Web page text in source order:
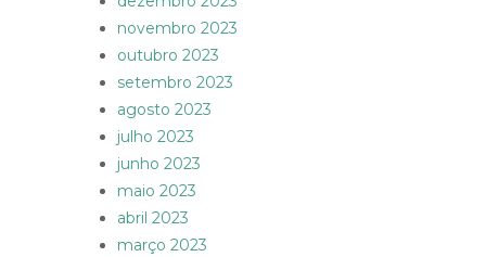
novembro 2023
outubro 2023
setembro 2023
agosto 2023
julho 2023
junho 2023
maio 2023
abril 2023
março 2023